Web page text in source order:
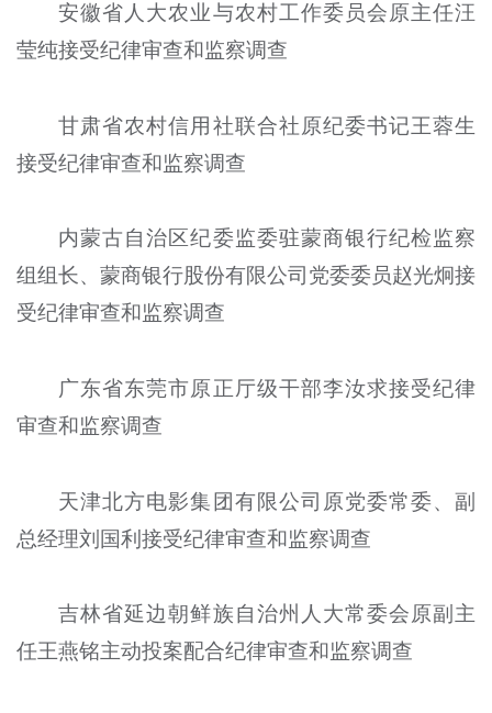
安徽省人大农业与农村工作委员会原主任汪
莹纯接受纪律审查和监察调查
甘肃省农村信用社联合社原纪委书记王蓉生
接受纪律审查和监察调查
内蒙古自治区纪委监委驻蒙商银行纪检监察
组组长、蒙商银行股份有限公司党委委员赵光炯接
受纪律审查和监察调查
广东省东莞市原正厅级干部李汝求接受纪律
审查和监察调查
天津北方电影集团有限公司原党委常委、副
总经理刘国利接受纪律审查和监察调查
吉林省延边朝鲜族自治州人大常委会原副主
任王燕铭主动投案配合纪律审查和监察调查